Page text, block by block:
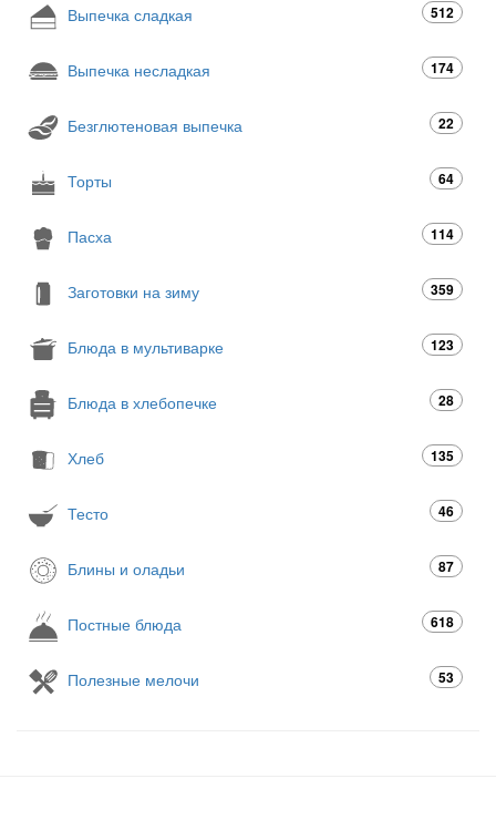
Выпечка сладкая 512
Выпечка несладкая 174
Безглютеновая выпечка 22
Торты 64
Пасха 114
Заготовки на зиму 359
Блюда в мультиварке 123
Блюда в хлебопечке 28
Хлеб 135
Тесто 46
Блины и оладьи 87
Постные блюда 618
Полезные мелочи 53